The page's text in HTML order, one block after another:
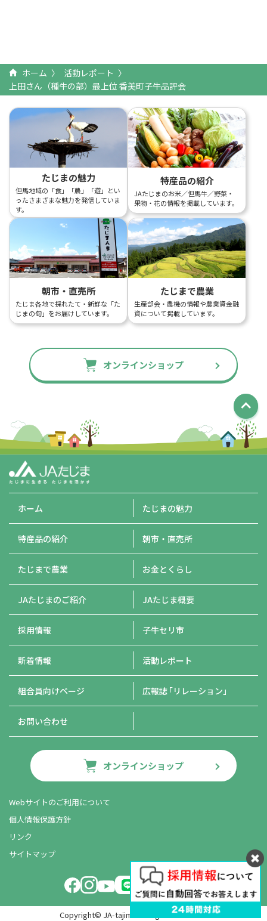
ホーム
活動レポート
上田さん（種牛の部）最上位 香美町子牛品評会
たじまの魅力
但馬地域の「食」「農」「遊」とい
ったさまざまな魅力を発信していま
す。
特産品の紹介
JAたじまのお米／但馬牛／野菜・
果物・花の情報を掲載しています。
朝市・直売所
たじま各地で採れたて・新鮮な「た
じまの旬」をお届けしています。
たじまで農業
生産部会・農機の情報や農業資金融
資について掲載しています。
オンラインショップ
ホーム たじまの魅力
特産品の紹介 朝市・直売所
たじまで農業 お金とくらし
JAたじまのご紹介 JAたじま概要
採用情報 子牛セリ市
新着情報 活動レポート
組合員向けページ 広報誌「リレーション」
お問い合わせ
オンラインショップ
Webサイトのご利用について
個人情報保護方針
リンク
サイトマップ
LINE友だち追加
Copyright© JA-tajima. All rights reserved.